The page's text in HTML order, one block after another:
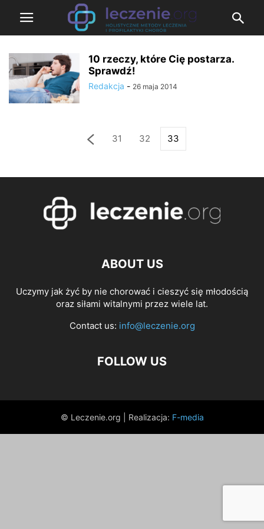
10 rzeczy, które Cię postarza.
Sprawdź!
Redakcja - 26 maja 2014
31 32 33
ABOUT US
Uczymy jak żyć by nie chorować i cieszyć się młodością
oraz siłami witalnymi przez wiele lat.
Contact us: info@leczenie.org
FOLLOW US
© Leczenie.org | Realizacja: F-media